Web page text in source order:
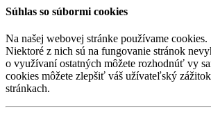
Súhlas so súbormi cookies
Na našej webovej stránke používame cookies.
Niektoré z nich sú na fungovanie stránok
o využívaní ostatných môžete rozhodnúť vy
cookies môžete zlepšiť váš užívateľský
stránkach.